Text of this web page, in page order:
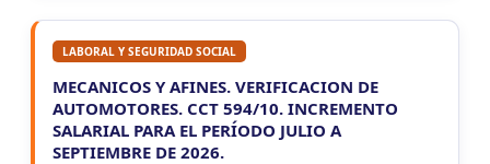
LABORAL Y SEGURIDAD SOCIAL
MECANICOS Y AFINES. VERIFICACION DE
AUTOMOTORES. CCT 594/10. INCREMENTO
SALARIAL PARA EL PERÍODO JULIO A
SEPTIEMBRE DE 2026.